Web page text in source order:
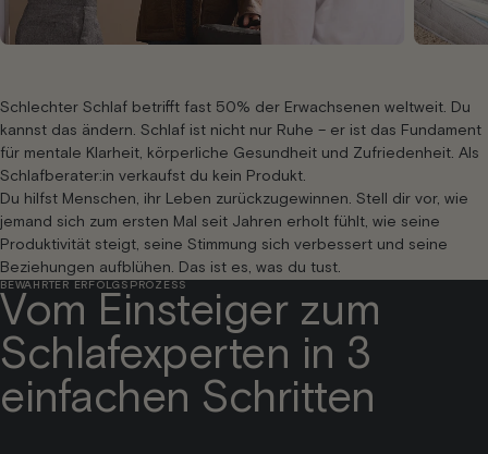
Schlechter Schlaf betrifft fast 50% der Erwachsenen weltweit. Du
kannst das ändern. Schlaf ist nicht nur Ruhe – er ist das Fundament
für mentale Klarheit, körperliche Gesundheit und Zufriedenheit. Als
Schlafberater:in verkaufst du kein Produkt.
Du hilfst Menschen, ihr Leben zurückzugewinnen. Stell dir vor, wie
jemand sich zum ersten Mal seit Jahren erholt fühlt, wie seine
Produktivität steigt, seine Stimmung sich verbessert und seine
Beziehungen aufblühen. Das ist es, was du tust.
BEWÄHRTER ERFOLGSPROZESS
Vom Einsteiger zum
Schlafexperten in 3
einfachen Schritten